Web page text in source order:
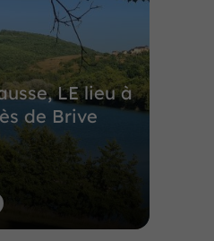
LE lieu à
de Brive